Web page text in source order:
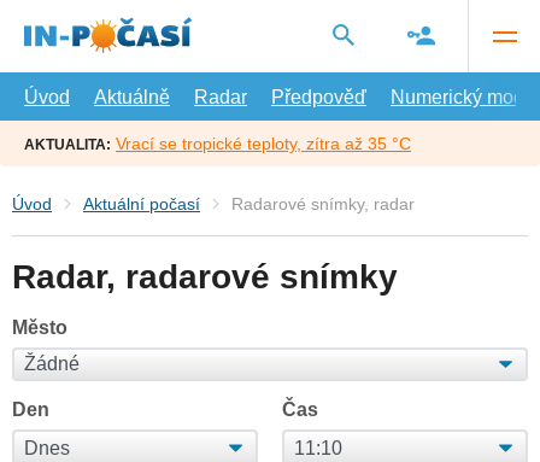
hlavní
Úvod
Aktuálně Radar Předpověď Numerický model
AKTUALITA: Vrací se tropické teploty, zítra až 35 °C
Úvod Aktuální počasí Radarové snímky, radar
Radar, radarové snímky
Město
Den Čas